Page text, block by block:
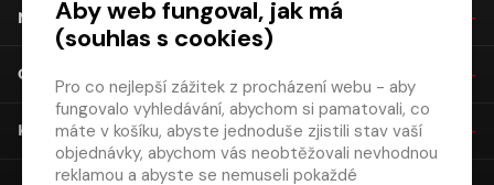
NÁKUP
O SPOLEČNOSTI
KONTAKT
Aby web fungoval, jak má
(souhlas s cookies)
Pro co nejlepší zážitek z procházení webu - aby
fungovalo vyhledávání, abychom si pamatovali, co
máte v košíku, abyste jednoduše zjistili stav vaší
objednávky, abychom vás neobtěžovali nevhodnou
reklamou a abyste se nemuseli pokaždé